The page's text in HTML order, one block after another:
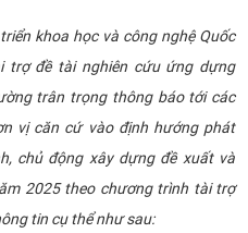
khoa học và công nghệ Quốc
trợ đề tài nghiên cứu ứng dựng
trân trọng thông báo tới các
vị căn cứ vào định hướng phát
chủ động xây dựng đề xuất và
2025 theo chương trình tài trợ
tin cụ thể như sau: